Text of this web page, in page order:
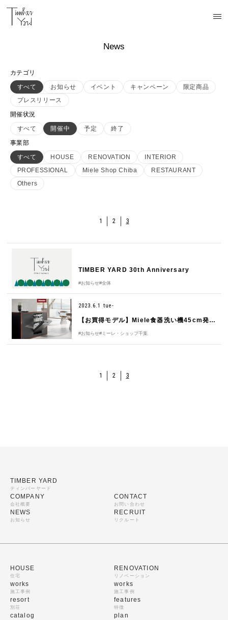
News
カテゴリ
すべて
お知らせ イベント キャンペーン
限定商品
プレスリリース
開催状況
すべて
開催中 予定
終了
事業部
すべて
HOUSE RENOVATION
INTERIOR
PROFESSIONAL
Miele Shop Chiba
RESTAURANT
Others
1 2 3
TIMBER YARD 30th Anniversary
#お知らせ#全体
2023.6.1 tue-
【お買得モデル】Miele食器洗い機45cm発売開始
#お知らせ#ミーレ・ショップ千葉
1 2 3
TIMBER YARD
ティンバーヤード
COMPANY
会社概要
NEWS
お知らせ
CONTACT
お問い合わせ
RECRUIT
リクルート
HOUSE
住宅
works
施工事例
resort
別荘
catalog
RENOVATION
リノベーション
works
施工事例
features
特徴
plan